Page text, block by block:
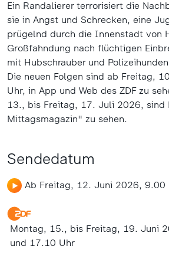
Ein Randalierer terrorisiert die
sie in Angst und Schrecken, eine
prügelnd durch die Innenstadt von
Großfahndung nach flüchtigen
mit Hubschrauber und
Die neuen Folgen sind ab Freitag,
Uhr, in App und Web des ZDF zu
13., bis Freitag, 17. Juli 2026, sind
Mittagsmagazin" zu sehen.
Sendedatum
Ab Freitag, 12. Juni 2026, 9.00
Montag, 15., bis Freitag, 19. Juni
und 17.10 Uhr